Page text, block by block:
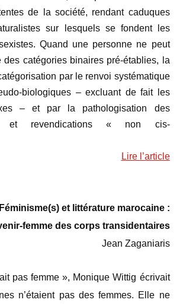
de la société, rendant caduques
sur lesquels se fondent les
Quand une personne ne peut
des catégories binaires pré-établies, la
par le renvoi systématique
biologiques – excluant de fait les
– et par la pathologisation des
et revendications « non cis-
Lire l’article
Féminisme(s) et littérature marocaine :
femme des corps transidentaires
Jean Zaganiaris
pas femme », Monique Wittig écrivait
n’étaient pas des femmes. Elle ne